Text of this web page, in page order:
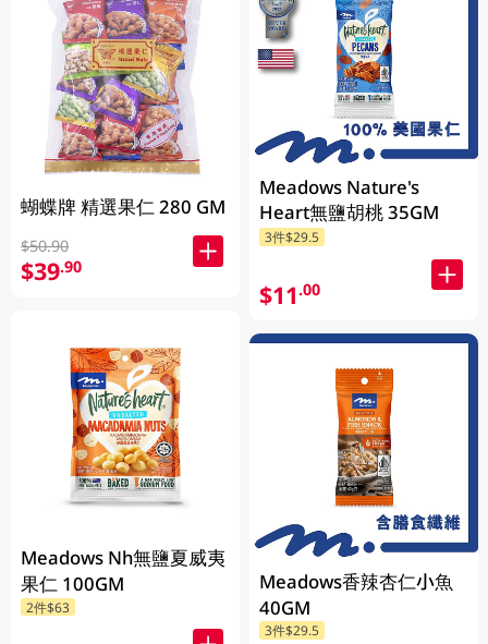
蝴蝶牌 精選果仁 280 GM
$50.90
$39.90
Meadows Nh無鹽夏威夷
果仁 100GM
2件$63
Meadows Nature's
Heart無鹽胡桃 35GM
3件$29.5
$11.00
Meadows香辣杏仁小魚
40GM
3件$29.5